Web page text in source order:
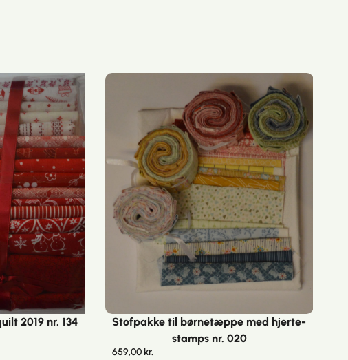
2019 nr. 134
Stofpakke til børnetæppe med hjerte-
stamps nr. 020
659,00 kr.